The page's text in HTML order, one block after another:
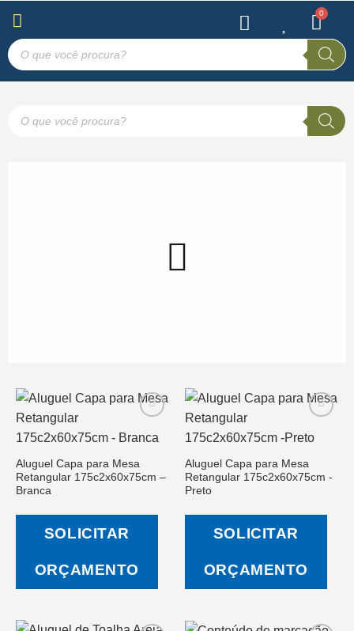
Salvar
na Lista
Aluguel Capa para Mesa
Retangular 175c2x60x75cm –
Branca
SOLICITAR
ORÇAMENTO
Salvar
na Lista
Aluguel Capa para Mesa
Retangular 175c2x60x75cm -
Preto
SOLICITAR
ORÇAMENTO